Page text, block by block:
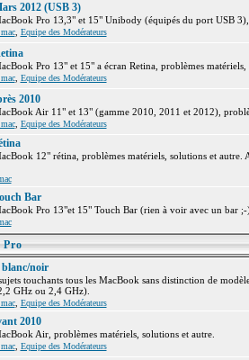
2012 (USB 3)
Pro 13,3" et 15" Unibody (équipés du port USB
, Equipe des Modérateurs
Pro 13" et 15" a écran Retina, problèmes matériels,
, Equipe des Modérateurs
2010
Air 11" et 13" (gamme 2010, 2011 et 2012),
, Equipe des Modérateurs
12" rétina, problèmes matériels, solutions et
Bar
Pro 13"et 15" Touch Bar (rien à voir avec un bar
Pro
noir
touchants tous les MacBook sans distinction de
GHz ou 2,4 GHz).
, Equipe des Modérateurs
2010
Air, problèmes matériels, solutions et autre.
, Equipe des Modérateurs